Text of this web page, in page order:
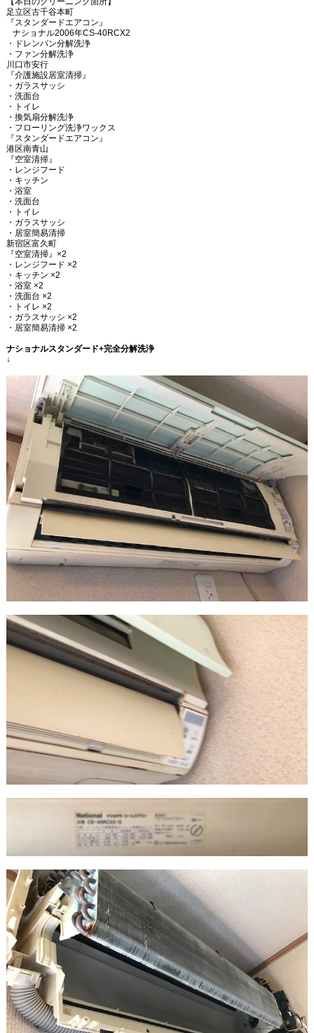
足立区古千谷本町
『スタンダードエアコン』
ナショナル2006年CS-40RCX2
・ドレンパン分解洗浄
・ファン分解洗浄
川口市安行
『介護施設居室清掃』
・ガラスサッシ
・洗面台
・トイレ
・換気扇分解洗浄
・フローリング洗浄ワックス
『スタンダードエアコン』
港区南青山
『空室清掃』
・レンジフード
・キッチン
・浴室
・洗面台
・トイレ
・ガラスサッシ
・居室簡易清掃
新宿区富久町
『空室清掃』 ×2
・レンジフード ×2
・キッチン ×2
・浴室×2
・洗面台 ×2
・トイレ ×2
・ガラスサッシ ×2
・居室簡易清掃×2
ナショナルスタンダード+完全分解洗浄
↓